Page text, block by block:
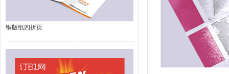
铜版纸四折页